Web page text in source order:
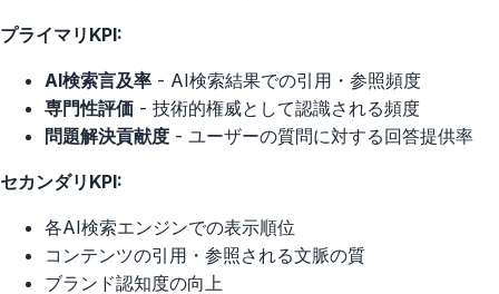
プライマリKPI:
AI検索言及率 - AI検索結果での引用・参照頻度
専門性評価 - 技術的権威として認識される頻度
問題解決貢献度 - ユーザーの質問に対する回答提供率
セカンダリKPI:
各AI検索エンジンでの表示順位
コンテンツの引用・参照される文脈の質
ブランド認知度の向上